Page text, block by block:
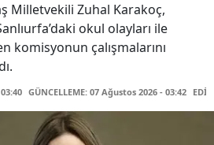
Milletvekili Zuhal Karakoç,
okul olayları ile
komisyonun çalışmalarını
GÜNCELLEME: 07 Ağustos 2026 - 03:42